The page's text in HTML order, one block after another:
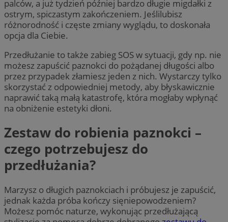
palców, a już tydzień później bardzo długie migdałki z
ostrym, spiczastym zakończeniem. Jeślilubisz
różnorodność i częste zmiany wyglądu, to doskonała
opcja dla Ciebie.
Przedłużanie to także zabieg SOS w sytuacji, gdy np. nie
możesz zapuścić paznokci do pożądanej długości albo
przez przypadek złamiesz jeden z nich. Wystarczy tylko
skorzystać z odpowiedniej metody, aby błyskawicznie
naprawić taką małą katastrofę, która mogłaby wpłynąć
na obniżenie estetyki dłoni.
Zestaw do robienia paznokci –
czego potrzebujesz do
przedłużania?
Marzysz o długich paznokciach i próbujesz je zapuścić,
jednak każda próba kończy sięniepowodzeniem?
Możesz pomóc naturze, wykonując przedłużającą